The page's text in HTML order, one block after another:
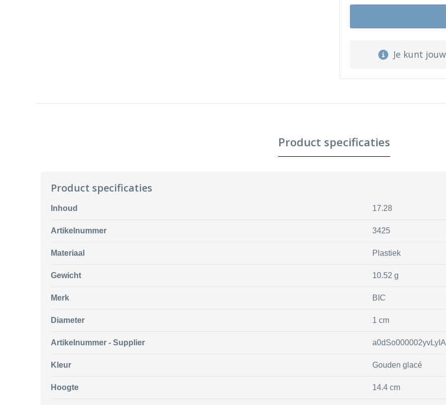
Je kunt
Product specificaties
Product specificaties
Inhoud 17.28
Artikelnummer 3425
Materiaal Plastiek
Gewicht 10.52 g
Merk BIC
Diameter 1 cm
Artikelnummer - Supplier
Kleur Gouden glacé
Hoogte 14.4 cm